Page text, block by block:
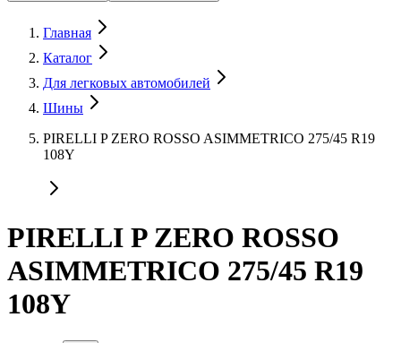
Главная
Каталог
Для легковых автомобилей
Шины
PIRELLI P ZERO ROSSO ASIMMETRICO 275/45 R19
108Y
PIRELLI P ZERO ROSSO
ASIMMETRICO 275/45 R19
108Y